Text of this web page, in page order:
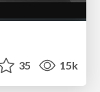
35 15k